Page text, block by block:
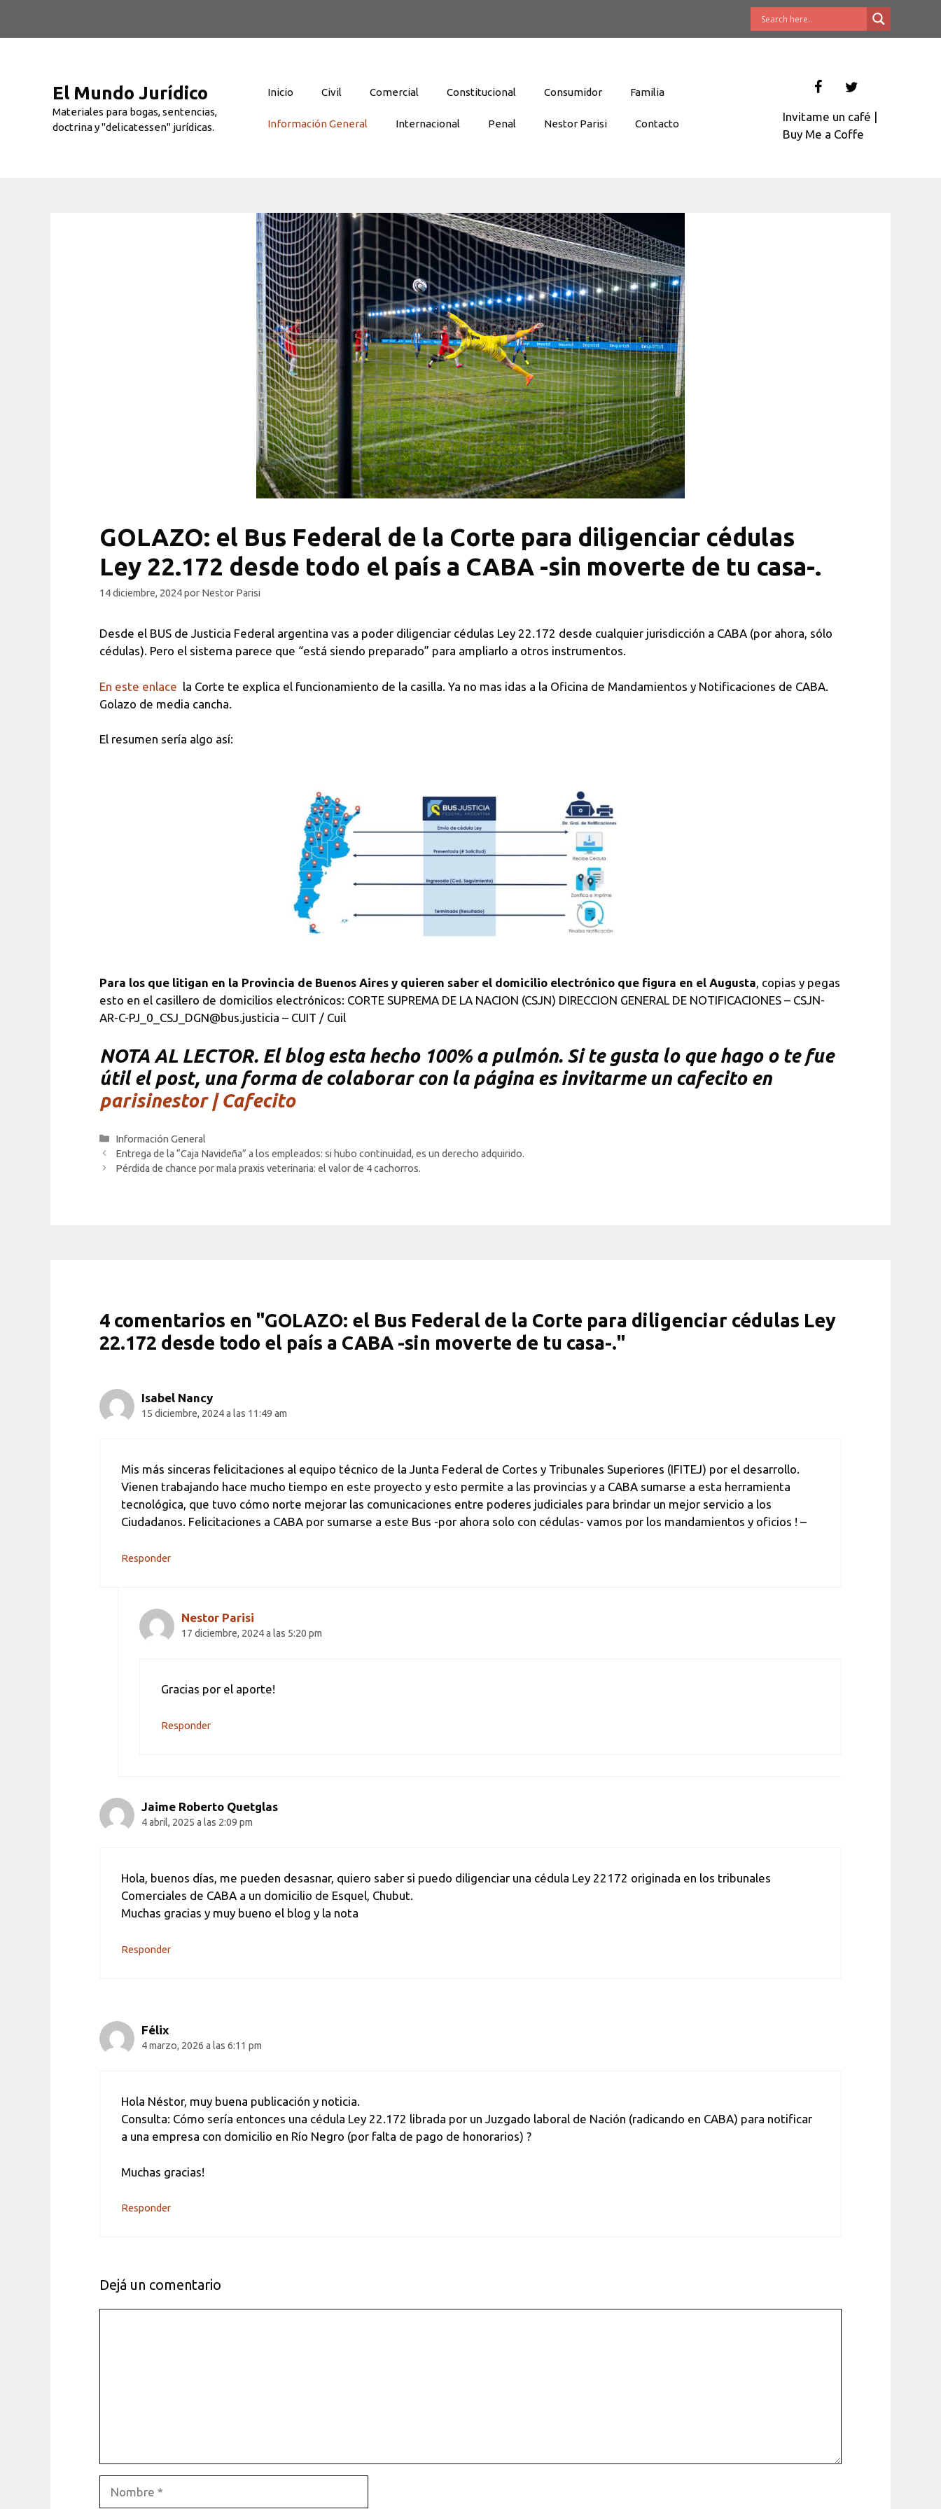
El Mundo Jurídico
Materiales para bogas, sentencias,
doctrina y "delicatessen" jurídicas.
Inicio Civil Comercial Constitucional Consumidor Familia
Información General Internacional Penal Nestor Parisi Contacto
Invitame un café |
Buy Me a Coffe
GOLAZO: el Bus Federal de la Corte para diligenciar cédulas
Ley 22.172 desde todo el país a CABA -sin moverte de tu casa-.
14 diciembre, 2024por Nestor Parisi
Desde el BUS de Justicia Federal argentina vas a poder diligenciar cédulas Ley 22.172 desde cualquier jurisdicción a CABA (por ahora, sólo
cédulas). Pero el sistema parece que “está siendo preparado” para ampliarlo a otros instrumentos.
En este enlace la Corte te explica el funcionamiento de la casilla. Ya no mas idas a la Oficina de Mandamientos y Notificaciones de CABA.
Golazo de media cancha.
El resumen sería algo así:
Para los que litigan en la Provincia de Buenos Aires y quieren saber el domicilio electrónico que figura en el Augusta, copias y pegas
esto en el casillero de domicilios electrónicos: CORTE SUPREMA DE LA NACION (CSJN) DIRECCION GENERAL DE NOTIFICACIONES – CSJN-
AR-C-PJ_0_CSJ_DGN@bus.justicia – CUIT / Cuil
NOTA AL LECTOR. El blog esta hecho 100% a pulmón. Si te gusta lo que hago o te fue
útil el post, una forma de colaborar con la página es invitarme un cafecito en
parisinestor | Cafecito
Categorías
Información General
Entrega de la “Caja Navideña” a los empleados: si hubo continuidad, es un derecho adquirido.
Pérdida de chance por mala praxis veterinaria: el valor de 4 cachorros.
4 comentarios en "GOLAZO: el Bus Federal de la Corte para diligenciar cédulas Ley
22.172 desde todo el país a CABA -sin moverte de tu casa-."
Isabel Nancy
15 diciembre, 2024 a las 11:49 am
Mis más sinceras felicitaciones al equipo técnico de la Junta Federal de Cortes y Tribunales Superiores (IFITEJ) por el desarrollo.
Vienen trabajando hace mucho tiempo en este proyecto y esto permite a las provincias y a CABA sumarse a esta herramienta
tecnológica, que tuvo cómo norte mejorar las comunicaciones entre poderes judiciales para brindar un mejor servicio a los
Ciudadanos. Felicitaciones a CABA por sumarse a este Bus -por ahora solo con cédulas- vamos por los mandamientos y oficios ! –
Responder
Nestor Parisi
17 diciembre, 2024 a las 5:20 pm
Gracias por el aporte!
Responder
Jaime Roberto Quetglas
4 abril, 2025 a las 2:09 pm
Hola, buenos días, me pueden desasnar, quiero saber si puedo diligenciar una cédula Ley 22172 originada en los tribunales
Comerciales de CABA a un domicilio de Esquel, Chubut.
Muchas gracias y muy bueno el blog y la nota
Responder
Félix
4 marzo, 2026 a las 6:11 pm
Hola Néstor, muy buena publicación y noticia.
Consulta: Cómo sería entonces una cédula Ley 22.172 librada por un Juzgado laboral de Nación (radicando en CABA) para notificar
a una empresa con domicilio en Río Negro (por falta de pago de honorarios) ?
Muchas gracias!
Responder
Dejá un comentario